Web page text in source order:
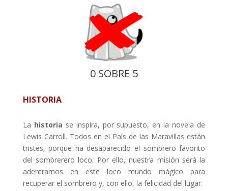
0 SOBRE 5
HISTORIA
La historia se inspira, por supuesto, en la novela de
Lewis Carroll. Todos en el País de las Maravillas están
tristes, porque ha desaparecido el sombrero favorito
del sombrerero loco. Por ello, nuestra misión será la
adentrarnos en este loco mundo mágico para
recuperar el sombrero y, con ello, la felicidad del lugar.